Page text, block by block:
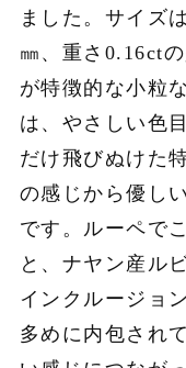
ました。サイズ
㎜、重さ0.16ct
が特徴的な小粒
は、やさしい色
だけ飛びぬけた
の感じから優し
です。ルーペで
と、ナヤン産ル
インクルージョ
多めに内包され